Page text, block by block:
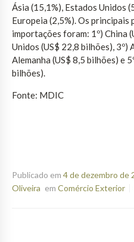
Ásia (15,1%), Estados Unidos
Europeia (2,5%). Os principais
importações foram: 1º) China
Unidos (US$ 22,8 bilhões), 3º)
Alemanha (US$ 8,5 bilhões) e
bilhões).
Fonte: MDIC
Publicado em 4 de dezembro de
Oliveira em Comércio Exterior